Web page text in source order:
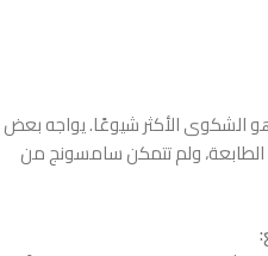
الشكوى الأكثر شيوعًا. يواجه بعض
ولم تتمكن سامسونج من